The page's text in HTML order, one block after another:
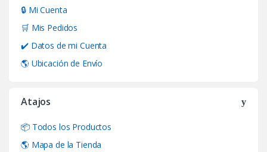
🔒 Mi Cuenta
🛒 Mis Pedidos
✔️ Datos de mi Cuenta
🌎 Ubicación de Envío
Atajos
📦 Todos los Productos
🌎 Mapa de la Tienda